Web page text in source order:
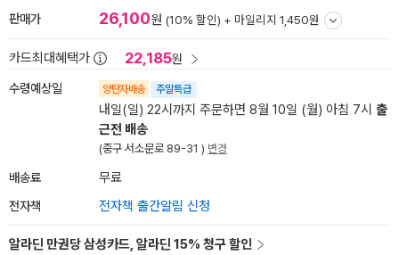
판매가 26,100원 (10% 할인) + 마일리지 1,450원
카드최대혜택가 22,185원
수령예상일 양탄자배송 주말특급
내일(일) 22시까지 주문하면 8월 10일 (월) 아침 7시 출
근전 배송
(중구 서소문로 89-31 ) 변경
배송료 무료
전자책 전자책 출간알림 신청
알라딘 만권당 삼성카드, 알라딘 15% 청구 할인